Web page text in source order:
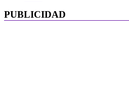
PUBLICIDAD